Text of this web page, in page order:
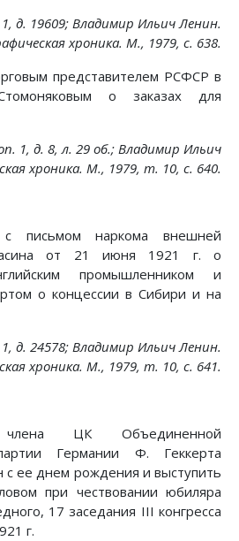
д. 19609; Владимир Ильич Ленин.
хроника. М., 1979, с. 638.
представителем РСФСР в
о заказах для
1, д. 8, л. 29 об.; Владимир Ильич
хроника. М., 1979, т. 10, с. 640.
с письмом наркома внешней
от 21 июня 1921 г. о
промышленником и
о концессии в Сибири и на
д. 24578; Владимир Ильич Ленин.
хроника. М., 1979, т. 10, с. 641.
ЦК Объединенной
Германии Ф. Геккерта
с ее днем рождения и выступить
при чествовании юбиляра
17 заседания III конгресса
г.